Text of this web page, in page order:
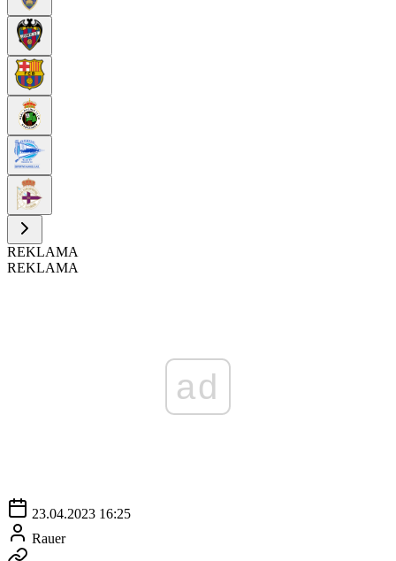
REKLAMA
REKLAMA
ad
23.04.2023 16:25
Rauer